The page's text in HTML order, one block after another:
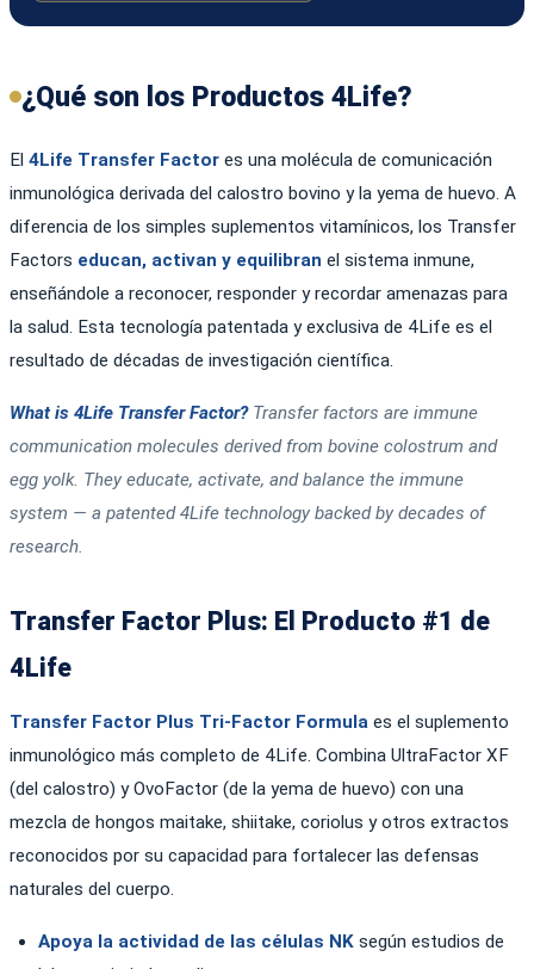
¿Qué son los Productos 4Life?
El 4Life Transfer Factor es una molécula de comunicación
inmunológica derivada del calostro bovino y la yema de huevo. A
diferencia de los simples suplementos vitamínicos, los Transfer
Factors educan, activan y equilibran el sistema inmune,
enseñándole a reconocer, responder y recordar amenazas para
la salud. Esta tecnología patentada y exclusiva de 4Life es el
resultado de décadas de investigación científica.
What is 4Life Transfer Factor?Transfer factors are immune
communication molecules derived from bovine colostrum and
egg yolk. They educate, activate, and balance the immune
system — a patented 4Life technology backed by decades of
research.
Transfer Factor Plus: El Producto #1 de
4Life
Transfer Factor Plus Tri-Factor Formula es el suplemento
inmunológico más completo de 4Life. Combina UltraFactor XF
(del calostro) y OvoFactor (de la yema de huevo) con una
mezcla de hongos maitake, shiitake, coriolus y otros extractos
reconocidos por su capacidad para fortalecer las defensas
naturales del cuerpo.
Apoya la actividad de las células NK según estudios de